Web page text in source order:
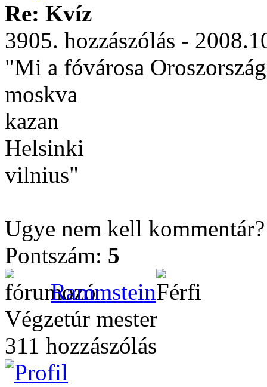
Re: Kvíz
3905. hozzászólás -
"Mi a fóvárosa
moskva
kazan
Helsinki
vilnius"
Ugye nem kell
Pontszám: 5
Rammstein
Végzetúr mester
311 hozzászólás